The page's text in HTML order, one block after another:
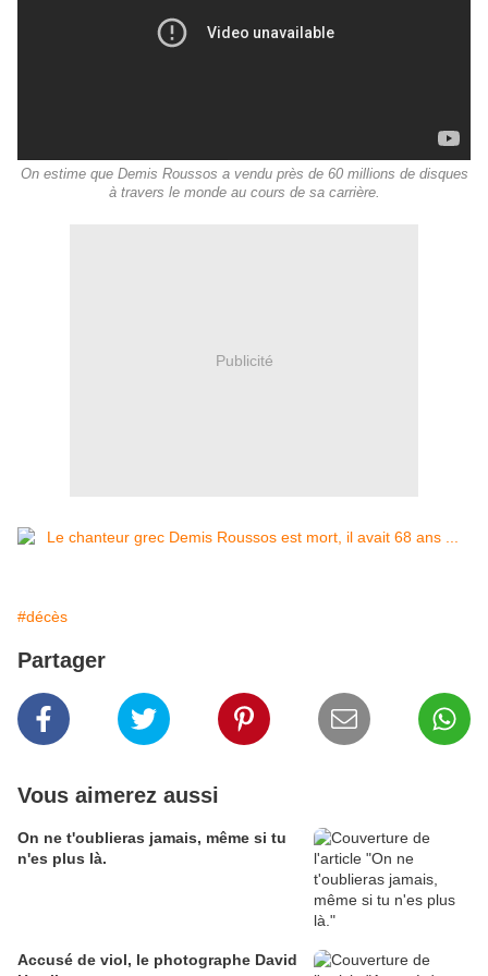
On estime que Demis Roussos a vendu près de 60 millions de disques
à travers le monde au cours de sa carrière.
Publicité
#décès
Partager
Vous aimerez aussi
On ne t'oublieras jamais, même si tu
n'es plus là.
Accusé de viol, le photographe David